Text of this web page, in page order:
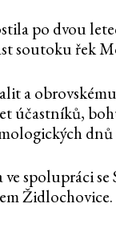
po dvou
soutoku řek
a
ve spolupráci
Židlochovice.